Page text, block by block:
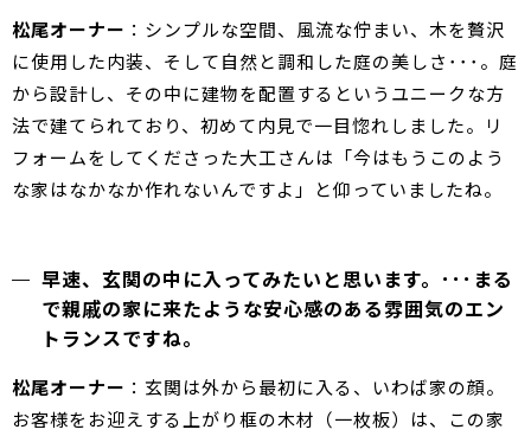
松尾オーナー ：シンプルな空間、風流な佇まい、木を贅沢
に使用した内装、そして自然と調和した庭の美しさ･･･。庭
から設計し、その中に建物を配置するというユニークな方
法で建てられており、初めて内見で一目惚れしました。リ
フォームをしてくださった大工さんは「今はもうこのよう
な家はなかなか作れないんですよ」と仰っていましたね。
早速、玄関の中に入ってみたいと思います。･･･まる
で親戚の家に来たような安心感のある雰囲気のエン
トランスですね。
松尾オーナー ：玄関は外から最初に入る、いわば家の顔。
お客様をお迎えする上がり框の木材（一枚板）は、この家